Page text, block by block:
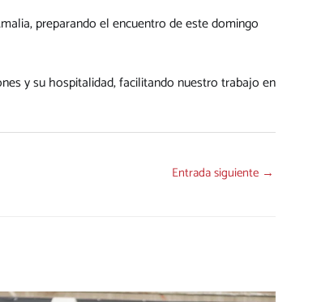
preparando el encuentro de este domingo
y su hospitalidad, facilitando nuestro trabajo en
Entrada siguiente →